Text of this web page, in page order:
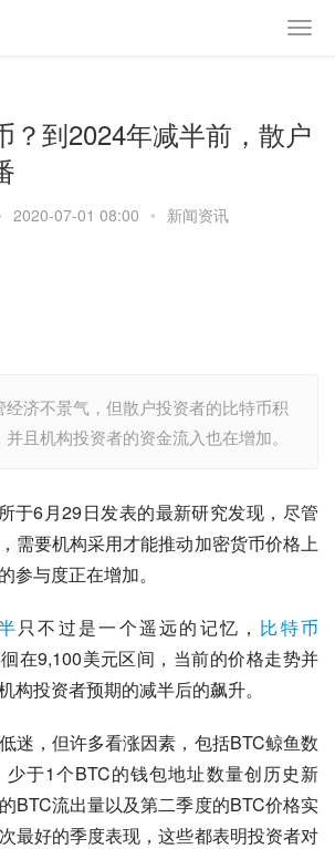
？到2024年减半前，散户
2020-07-01 08:00 • 新闻资讯
经济不景气，但散户投资者的比特币积
且机构投资者的资金流入也在增加。
于6月29日发表的最新研究发现，尽管
需要机构采用才能推动加密货币价格上
参与度正在增加。
只不过是一个遥远的记忆， 比特币
徊在9,100美元区间，当前的价格走势并
构投资者预期的减半后的飙升。
迷，但许多看涨因素，包括BTC鲸鱼数
于1个BTC的钱包地址数量创历史新
BTC流出量以及第二季度的BTC价格实
最好的季度表现，这些都表明投资者对